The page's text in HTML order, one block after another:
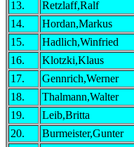
13. Retzlaff,Ralf
14.
Hordan,Markus
15.
Hadlich,Winfried
16.
Klotzki,Klaus
17.
Gennrich,Werner
18.
Thalmann,Walter
19.
Leib,Britta
20.
Burmeister,Gunter